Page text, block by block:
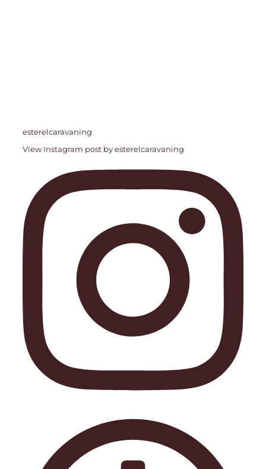
esterelcaravaning
View Instagram post by esterelcaravaning